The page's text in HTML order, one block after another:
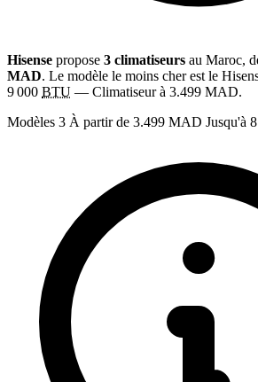
Hisense propose 3 climatiseurs au Maroc,
MAD. Le modèle le moins cher est le
9 000 BTU — Climatiseur à 3.499 MAD.
Modèles 3 À partir de 3.499 MAD Jusqu'à